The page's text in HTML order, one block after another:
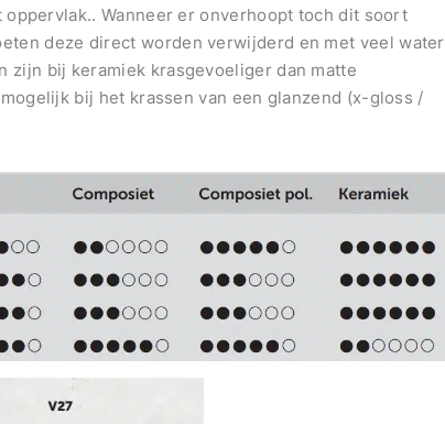
Wanneer er onverhoopt toch dit soort
deze direct worden verwijderd en met veel water
zijn bij keramiek krasgevoeliger dan matte
bij het krassen van een glanzend (x-gloss /